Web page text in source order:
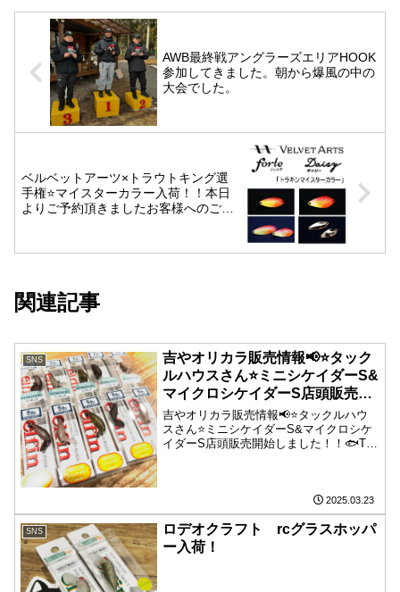
AWB最終戦アングラーズエリアHOOK
参加してきました。朝から爆風の中の
大会でした。
ベルベットアーツ×トラウトキング選
手権⭐️マイスターカラー入荷！！本日
よりご予約頂きましたお客様へのご連
の所ございません💦
関連記事
SNS
吉やオリカラ販売情報📢⭐️タック
ルハウスさん⭐️ミニシケイダーS&
マイクロシケイダーS店頭販売開
始しました！！
吉やオリカラ販売情報📢⭐️タックルハウ
スさん⭐️ミニシケイダーS&マイクロシケ
イダーS店頭販売開始しました！！🐟TB
2025.03.23
SNS
ロデオクラフト rcグラスホッパ
ー入荷！